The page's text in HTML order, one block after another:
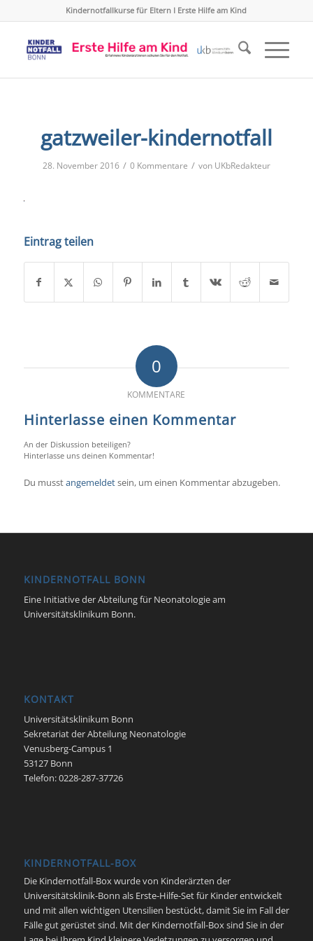
Kindernotfallkurse für Eltern I Erste Hilfe am Kind
gatzweiler-kindernotfall
28. November 2016 / 0 Kommentare / von UKbRedakteur
Eintrag teilen
0
KOMMENTARE
Hinterlasse einen Kommentar
An der Diskussion beteiligen?
Hinterlasse uns deinen Kommentar!
Du musstangemeldetsein, um einen Kommentar abzugeben.
KINDERNOTFALL BONN
Eine Initiative der Abteilung für Neonatologie am
Universitätsklinikum Bonn.
KONTAKT
Universitätsklinikum Bonn
Sekretariat der Abteilung Neonatologie
Venusberg-Campus 1
53127 Bonn
Telefon: 0228-287-37726
KINDERNOTFALL-BOX
Die Kindernotfall-Box wurde von Kinderärzten der
Universitätsklinik-Bonn als Erste-Hilfe-Set für Kinder entwickelt
und mit allen wichtigen Utensilien bestückt, damit Sie im Fall der
Fälle gut gerüstet sind. Mit der Kindernotfall-Box sind Sie in der